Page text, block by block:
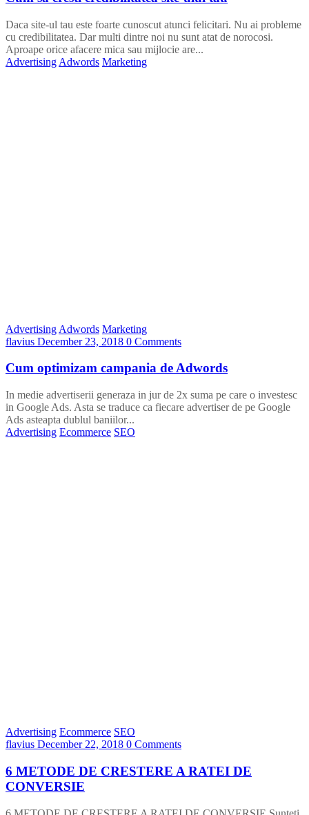
Daca site-ul tau este foarte cunoscut atunci felicitari. Nu ai probleme
cu credibilitatea. Dar multi dintre noi nu sunt atat de norocosi.
Aproape orice afacere mica sau mijlocie are...
Advertising Adwords Marketing
Advertising Adwords Marketing
flavius December 23, 2018 0 Comments
Cum optimizam campania de Adwords
In medie advertiserii generaza in jur de 2x suma pe care o investesc
in Google Ads. Asta se traduce ca fiecare advertiser de pe Google
Ads asteapta dublul baniilor...
Advertising Ecommerce SEO
Advertising Ecommerce SEO
flavius December 22, 2018 0 Comments
6 METODE DE CRESTERE A RATEI DE
CONVERSIE